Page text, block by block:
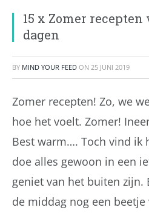
15 x Zomer
dagen
BY MIND YOUR FEED ON 25 JUNI 2019
Zomer recepten! Zo, we
hoe het voelt. Zomer!
Best warm…. Toch vind ik
doe alles gewoon in een
geniet van het buiten zijn.
de middag nog een